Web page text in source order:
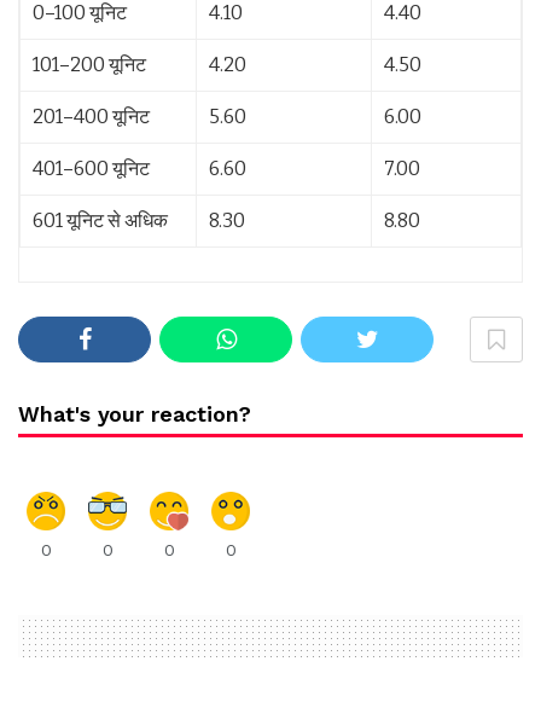
0–100 यूनिट 4.10 4.40
101–200 यूनिट 4.20 4.50
201–400 यूनिट 5.60 6.00
401–600 यूनिट 6.60 7.00
601 यूनिट से अधिक 8.30 8.80
What's your reaction?
0 0 0 0